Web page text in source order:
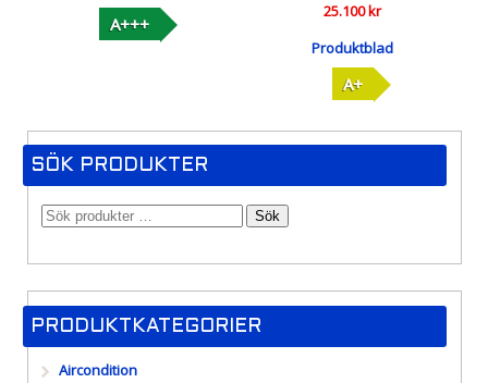
A+++
25.100kr
Produktblad
A+
SÖK PRODUKTER
Sök
PRODUKTKATEGORIER
Aircondition